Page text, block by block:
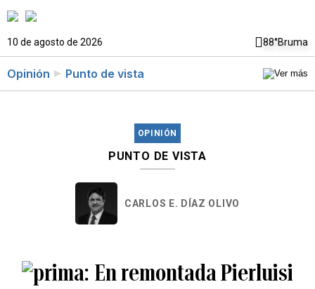
10 de agosto de 2026 88°Bruma
Opinión Punto de vista
OPINIÓN
PUNTO DE VISTA
CARLOS E. DÍAZ OLIVO
En remontada Pierluisi